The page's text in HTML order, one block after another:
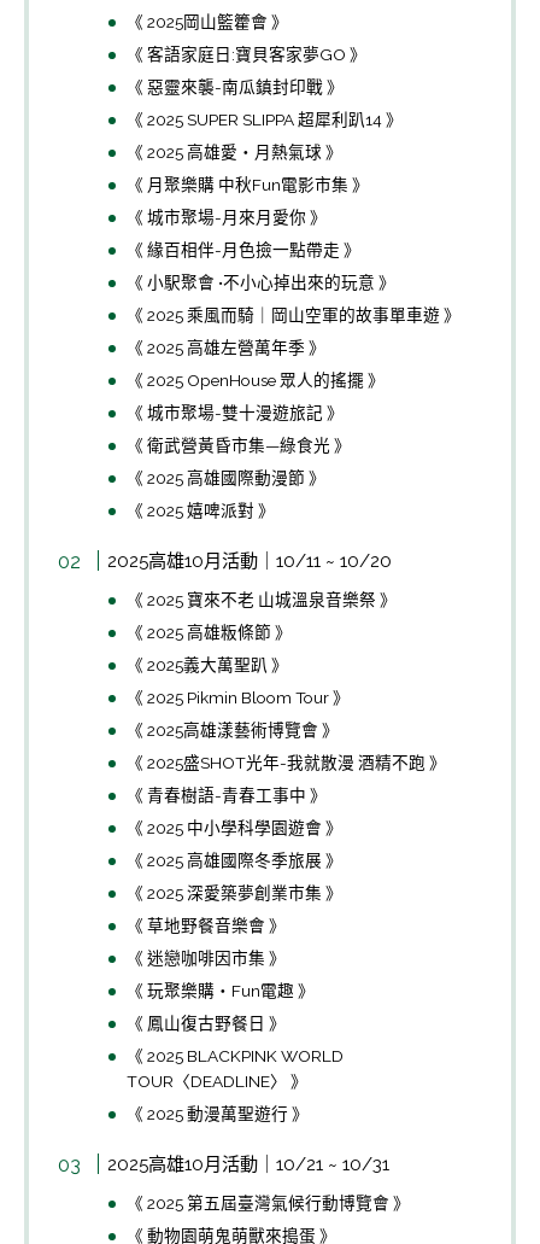
《 2025岡山籃籗會 》
《 客語家庭日:寶貝客家夢GO 》
《 惡靈來襲-南瓜鎮封印戰 》
《 2025 SUPER SLIPPA 超犀利趴14 》
《 2025 高雄愛‧月熱氣球 》
《 月聚樂購 中秋Fun電影市集 》
《 城市聚場-月來月愛你 》
《 緣百相伴-月色撿一點帶走 》
《 小駅聚會 •不小心掉出來的玩意 》
《 2025 乘風而騎｜岡山空軍的故事單車遊 》
《 2025 高雄左營萬年季 》
《 2025 OpenHouse 眾人的搖擺 》
《 城市聚場-雙十漫遊旅記 》
《 衛武營黃昏市集—綠食光 》
《 2025 高雄國際動漫節 》
《 2025 嬉啤派對 》
2025高雄10月活動｜10/11 ~ 10/20
《 2025 寶來不老 山城溫泉音樂祭 》
《 2025 高雄粄條節 》
《 2025義大萬聖趴 》
《 2025 Pikmin Bloom Tour 》
《 2025高雄漾藝術博覽會 》
《 2025盛SHOT光年-我就散漫 酒精不跑 》
《 青春樹語-青春工事中 》
《 2025 中小學科學園遊會 》
《 2025 高雄國際冬季旅展 》
《 2025 深愛築夢創業市集 》
《 草地野餐音樂會 》
《 迷戀咖啡因市集 》
《 玩聚樂購・Fun電趣 》
《 鳳山復古野餐日 》
《 2025 BLACKPINK WORLD
TOUR〈DEADLINE〉 》
《 2025 動漫萬聖遊行 》
2025高雄10月活動｜10/21 ~ 10/31
《 2025 第五屆臺灣氣候行動博覽會 》
《 動物園萌鬼萌獸來搗蛋 》